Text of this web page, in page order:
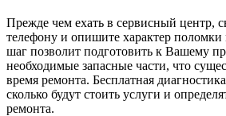
Прежде чем ехать в сервисный центр,
телефону и опишите характер
шаг позволит подготовить к Вашему
необходимые запасные части, что
время ремонта. Бесплатная
сколько будут стоить услуги и
ремонта.